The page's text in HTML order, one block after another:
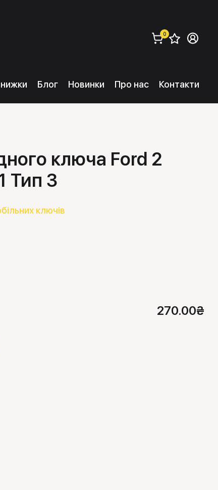
замовити (
0
Блог Новинки Про нас Контакти
ключа Ford 2
Тип 3
ключів
270.00₴